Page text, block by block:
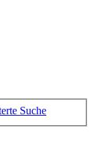
Suche